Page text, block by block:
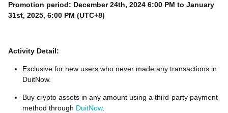
Promotion period: December 24th, 2024 6:00 PM to January
31st, 2025, 6:00 PM (UTC+8)
Activity Detail:
Exclusive for new users who never made any transactions in
DuitNow.
Buy crypto assets in any amount using a third-party payment
method through DuitNow.